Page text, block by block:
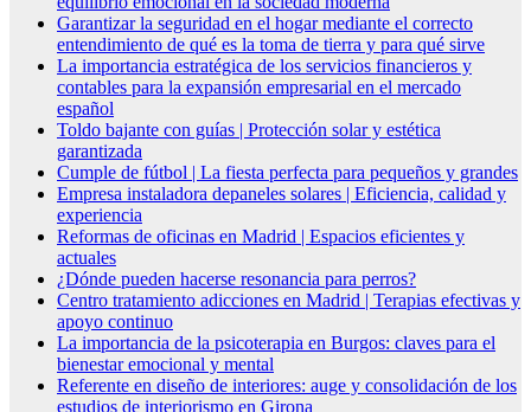
Garantizar la seguridad en el hogar mediante el correcto
entendimiento de qué es la toma de tierra y para qué sirve
La importancia estratégica de los servicios financieros y
contables para la expansión empresarial en el mercado
español
Toldo bajante con guías | Protección solar y estética
garantizada
Cumple de fútbol | La fiesta perfecta para pequeños y grandes
Empresa instaladora depaneles solares | Eficiencia, calidad y
experiencia
Reformas de oficinas en Madrid | Espacios eficientes y
actuales
¿Dónde pueden hacerse resonancia para perros?
Centro tratamiento adicciones en Madrid | Terapias efectivas y
apoyo continuo
La importancia de la psicoterapia en Burgos: claves para el
bienestar emocional y mental
Referente en diseño de interiores: auge y consolidación de los
estudios de interiorismo en Girona